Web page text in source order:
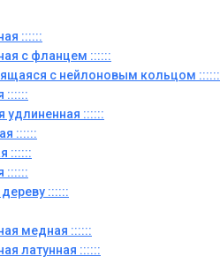
::::::
с фланцем ::::::
с нейлоновым кольцом ::::::
::::::
удлиненная ::::::
::::::
::::::
::::::
::::::
медная ::::::
латунная ::::::